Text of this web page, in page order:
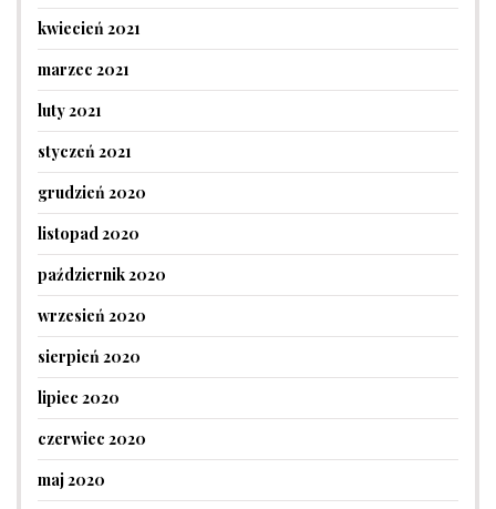
kwiecień 2021
marzec 2021
luty 2021
styczeń 2021
grudzień 2020
listopad 2020
październik 2020
wrzesień 2020
sierpień 2020
lipiec 2020
czerwiec 2020
maj 2020